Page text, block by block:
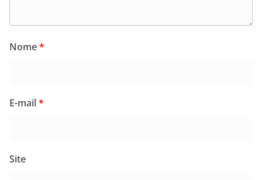
Nome*
E-mail*
Site